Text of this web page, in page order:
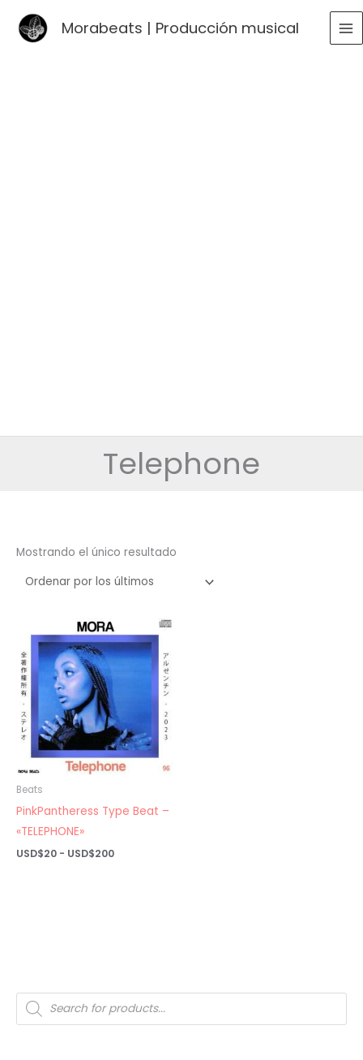
Morabeats | Producción musical
Telephone
Búsqueda
de
productos
Mostrando el único resultado
Beats
PinkPantheress Type Beat –
«TELEPHONE»
USD$20 - USD$200Rango